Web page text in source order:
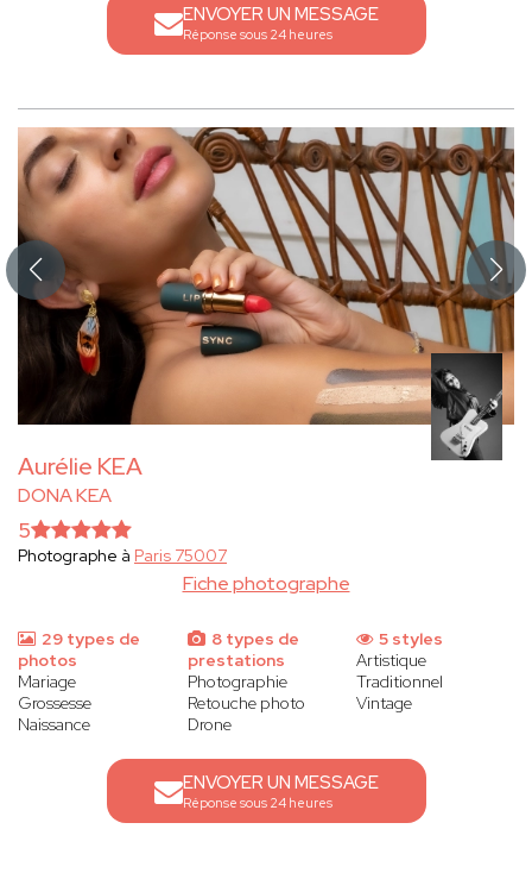
ENVOYER UN MESSAGE
Réponse sous 24 heures
Aurélie KEA
DONA KEA
Fiche photographe
5
Photographe à Paris 75007
29 types de
photos
Mariage
Grossesse
Naissance
8 types de
prestations
Photographie
Retouche photo
Drone
5 styles
Artistique
Traditionnel
Vintage
ENVOYER UN MESSAGE
Réponse sous 24 heures